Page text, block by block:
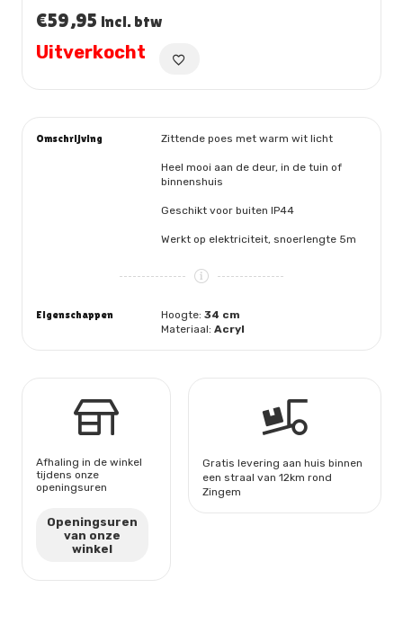
€59,95 incl. btw
Uitverkocht
Omschrijving Zittende poes met warm wit licht
Heel mooi aan de deur, in de tuin of
binnenshuis
Geschikt voor buiten IP44
Werkt op elektriciteit, snoerlengte 5m
Eigenschappen Hoogte:34 cm
Materiaal:Acryl
Afhaling in de winkel
tijdens onze
openingsuren
Openingsuren
van onze
winkel
Gratis levering aan huis binnen
een straal van 12km rond
Zingem